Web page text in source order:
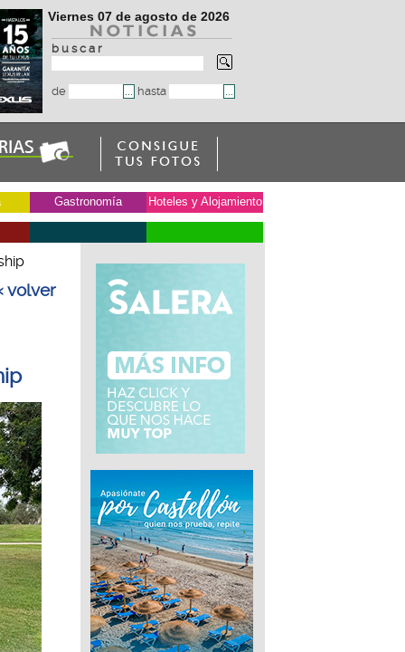
Viernes 07 de agosto de 2026
b u s c a r
de hasta
Gastronomía Hoteles y Alojamiento
volver